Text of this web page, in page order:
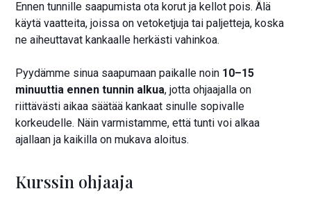
Kurssin ohjaaja
Ennen tunnille saapumista ota korut ja kellot pois. Älä
käytä vaatteita, joissa on vetoketjuja tai paljetteja, koska
ne aiheuttavat kankaalle herkästi vahinkoa.
Pyydämme sinua saapumaan paikalle noin 10–15
minuuttia ennen tunnin alkua, jotta ohjaajalla on
riittävästi aikaa säätää kankaat sinulle sopivalle
korkeudelle. Näin varmistamme, että tunti voi alkaa
ajallaan ja kaikilla on mukava aloitus.